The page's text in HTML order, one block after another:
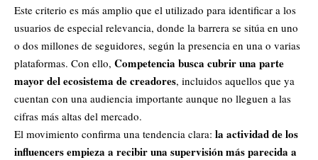
Este criterio es más amplio que el utilizado para identificar a los
usuarios de especial relevancia, donde la barrera se sitúa en uno
o dos millones de seguidores, según la presencia en una o varias
plataformas. Con ello, Competencia busca cubrir una parte
mayor del ecosistema de creadores, incluidos aquellos que ya
cuentan con una audiencia importante aunque no lleguen a las
cifras más altas del mercado.
El movimiento confirma una tendencia clara: la actividad de los
influencers empieza a recibir una supervisión más parecida a